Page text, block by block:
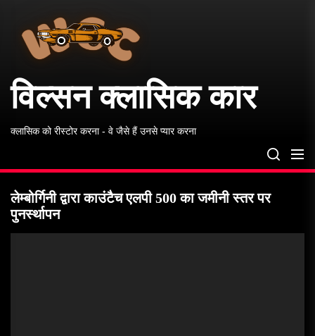
content
विल्सन क्लासिक कार
क्लासिक को रीस्टोर करना - वे जैसे हैं उनसे प्यार करना
लेम्बोर्गिनी द्वारा काउंटैच एलपी 500 का जमीनी स्तर पर
पुनर्स्थापन